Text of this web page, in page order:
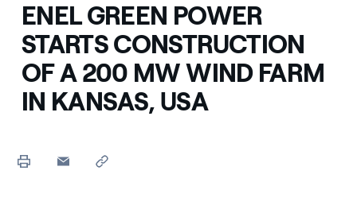
ENEL GREEN POWER
STARTS CONSTRUCTION
OF A 200 MW WIND FARM
IN KANSAS, USA